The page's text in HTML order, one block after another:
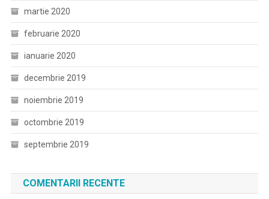
martie 2020
februarie 2020
ianuarie 2020
decembrie 2019
noiembrie 2019
octombrie 2019
septembrie 2019
COMENTARII RECENTE